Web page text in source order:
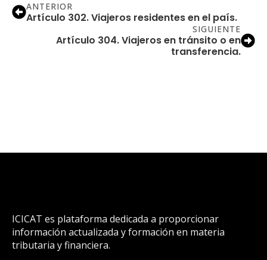
ANTERIOR
Artículo 302. Viajeros residentes en el país.
SIGUIENTE
Artículo 304. Viajeros en tránsito o en
transferencia.
ICICAT es plataforma dedicada a proporcionar
información actualizada y formación en materia
tributaria y financiera.